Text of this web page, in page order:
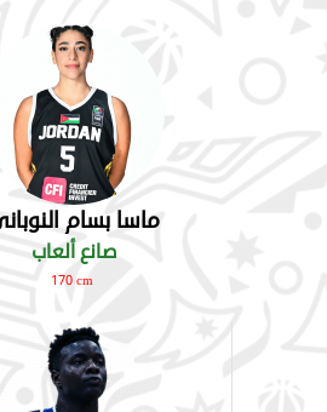
ماسا بسام
صانع ألعاب
170 cm